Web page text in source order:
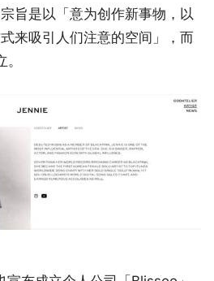
旨是以「意为创作新事物，以
来吸引人们注意的空间」，而